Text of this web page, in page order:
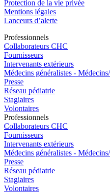
Protection de la vie privée
Mentions légales
Lanceurs d’alerte
Professionnels
Collaborateurs CHC
Fournisseurs
Intervenants extérieurs
Médecins généralistes -
Presse
Réseau pédiatrie
Stagiaires
Volontaires
Professionnels
Collaborateurs CHC
Fournisseurs
Intervenants extérieurs
Médecins généralistes -
Presse
Réseau pédiatrie
Stagiaires
Volontaires